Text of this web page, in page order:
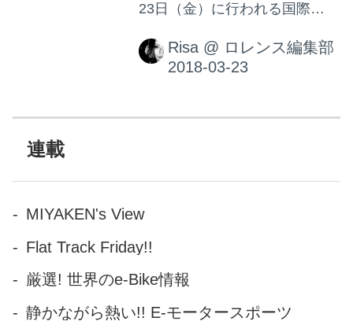
23日（金）に行われる国際親
表】に合わせて、 船をコンセ
プトにした日本代表の出航を
same boat. 出航篇』を全国に
ン！
Risa @ ロレンス編集部
連載
MIYAKEN's View
Flat Track Friday!!
厳選! 世界のe-Bike情報
静かながら熱い!! E-モータースポーツ